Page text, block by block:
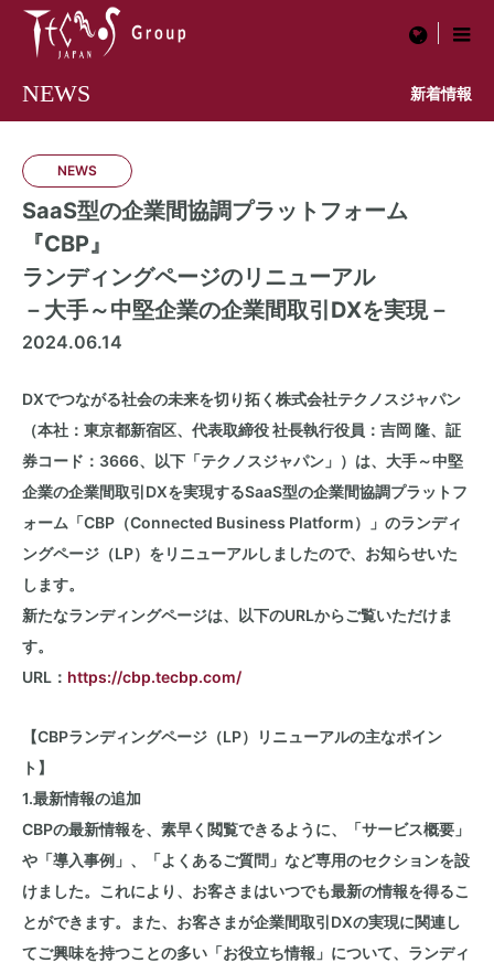
menu
NEWS 新着情報
NEWS
SaaS型の企業間協調プラットフォーム
『CBP』
ランディングページのリニューアル
－大手～中堅企業の企業間取引DXを実現－
2024.06.14
DXでつながる社会の未来を切り拓く株式会社テクノスジャパン
（本社：東京都新宿区、代表取締役 社長執行役員：吉岡 隆、証
券コード：3666、以下「テクノスジャパン」） は、大手～中堅
企業の企業間取引DXを実現するSaaS型の企業間協調プラットフ
ォーム「CBP（Connected Business Platform）」のランディ
ングページ（LP）をリニューアルしましたので、お知らせいた
します。
新たなランディングページは、以下のURLからご覧いただけま
す。
URL： https://cbp.tecbp.com/
【CBPランディングページ（LP）リニューアルの主なポイン
ト】
1.最新情報の追加
CBPの最新情報を、素早く閲覧できるように、「サービス概要」
や「導入事例」、「よくあるご質問」など専用のセクションを設
けました。これにより、お客さまはいつでも最新の情報を得るこ
とができます。また、お客さまが企業間取引DXの実現に関連し
てご興味を持つことの多い「お役立ち情報」について、ランディ